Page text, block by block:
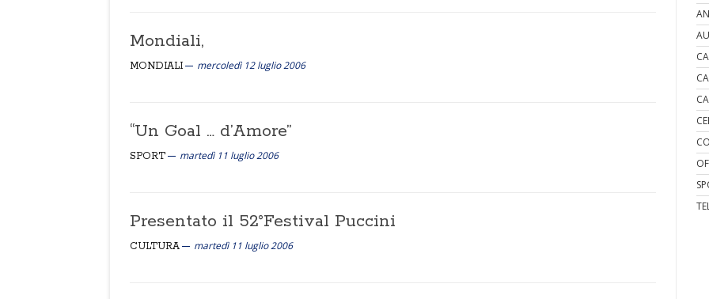
Mondiali,
MONDIALI mercoledì 12 luglio 2006
“Un Goal … d’Amore”
SPORT martedì 11 luglio 2006
Presentato il 52°Festival Puccini
CULTURA martedì 11 luglio 2006